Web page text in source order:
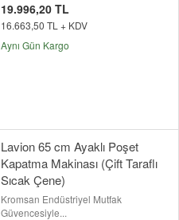
19.996,20 TL
16.663,50 TL + KDV
Aynı Gün Kargo
Lavion 65 cm Ayaklı Poşet
Kapatma Makinası (Çift Taraflı
Sıcak Çene)
Kromsan Endüstriyel Mutfak
Güvencesiyle...